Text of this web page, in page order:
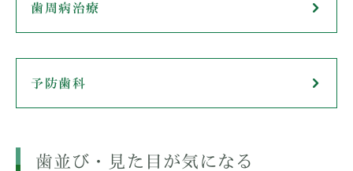
歯周病治療
予防歯科
歯並び・見た目が気になる